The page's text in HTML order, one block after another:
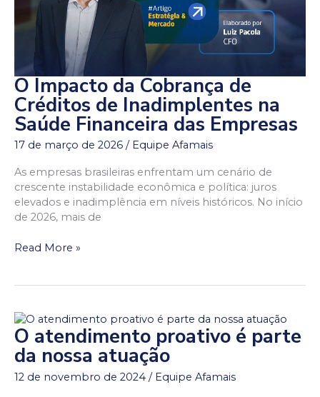
O Impacto da Cobrança de
Créditos de Inadimplentes na
Saúde Financeira das Empresas
17 de março de 2026 / Equipe Afamais
As empresas brasileiras enfrentam um cenário de
crescente instabilidade econômica e política: juros
elevados e inadimplência em níveis históricos. No início
de 2026, mais de
O
Impacto
da
Cobrança
de
de
Inadimplentes
na
Saúde
das
Read More »
O atendimento proativo é parte
da nossa atuação
12 de novembro de 2024 / Equipe Afamais
O
atendimento
proativo
é